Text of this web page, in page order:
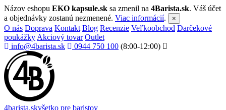
Názov eshopu EKO kapsule.sk sa zmenil na 4Barista.sk. Váš účet
a objednávky zostanú nezmenené. Viac informácií. ×
O nás Doprava Kontakt Blog Recenzie Veľkoobchod Darčekové
poukážky Akciový tovar Outlet
info@4barista.sk
0944 750 100 (8:00-12:00)
4barista.skvšetko pre baristov